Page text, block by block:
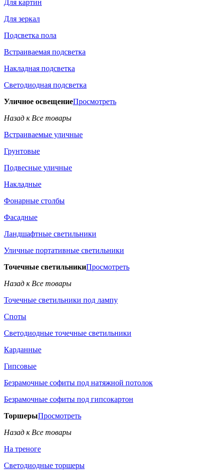
Для картин
Для зеркал
Подсветка пола
Встраиваемая подсветка
Накладная подсветка
Светодиодная подсветка
Уличное освещениеПросмотреть
Назад к Все товары
Встраиваемые уличные
Грунтовые
Подвесные уличные
Накладные
Фонарные столбы
Фасадные
Ландшафтные светильники
Уличные портативные светильники
Точечные светильникиПросмотреть
Назад к Все товары
Точечные светильники под лампу
Споты
Светодиодные точечные светильники
Карданные
Гипсовые
Безрамочные софиты под натяжной потолок
Безрамочные софиты под гипсокартон
ТоршерыПросмотреть
Назад к Все товары
На треноге
Светодиодные торшеры